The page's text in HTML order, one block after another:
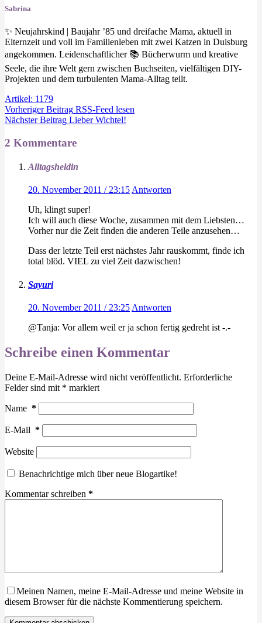
Sabrina
✨ Neujahrskind | Baujahr ’85 und dreifache Mama, aktuell in
Elternzeit und voll im Familienleben mit zwei Katzen in Duisburg
angekommen. Leidenschaftlicher 📚 Bücherwurm und kreative
Seele, die ihre Welt gern zwischen Buchseiten, vielfältigen DIY-
Projekten und dem turbulenten Mama-Alltag teilt.
Artikel: 1179
VorherigerBeitrag RSS-Feed lesen
NächsterBeitrag Lieber Wichtel!
2 Kommentare
Alltagsheldin
20. November 2011 / 23:15Antworten
Uh, klingt super!
Ich will auch diese Woche, zusammen mit dem Liebsten…
Vorher nur die Zeit finden die anderen Teile anzusehen…
Dass der letzte Teil erst nächstes Jahr rauskommt, finde ich
total blöd. VIEL zu viel Zeit dazwischen!
Sayuri
20. November 2011 / 23:25 Antworten
@Tanja: Vor allem weil er ja schon fertig gedreht ist -.-
Schreibe einen Kommentar
Deine E-Mail-Adresse wird nicht veröffentlicht. Erforderliche
Felder sind mit * markiert
Name *
E-Mail *
Website
Benachrichtige mich über neue Blogartike!
Kommentar schreiben *
Meinen Namen, meine E-Mail-Adresse und meine Website in
diesem Browser für die nächste Kommentierung speichern.